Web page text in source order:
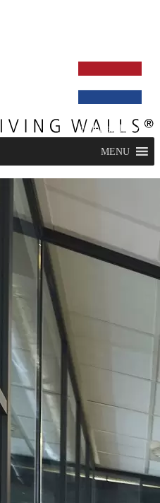
nederlands
MENU